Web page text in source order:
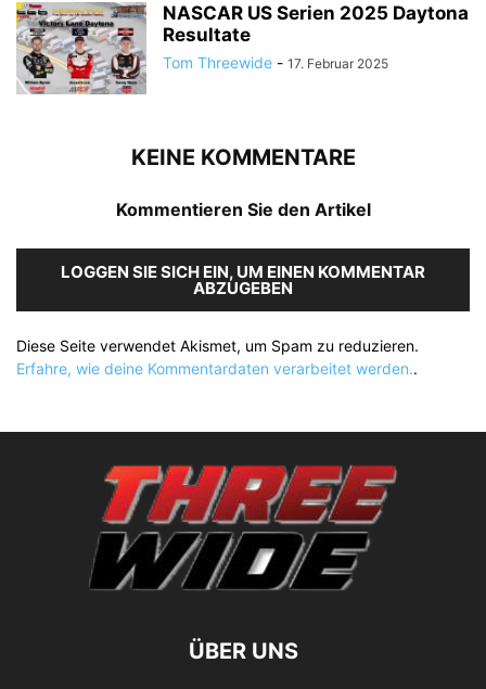
NASCAR US Serien 2025 Daytona
Resultate
Tom Threewide - 17. Februar 2025
KEINE KOMMENTARE
Kommentieren Sie den Artikel
LOGGEN SIE SICH EIN, UM EINEN KOMMENTAR
ABZUGEBEN
Diese Seite verwendet Akismet, um Spam zu reduzieren.
Erfahre, wie deine Kommentardaten verarbeitet werden..
ÜBER UNS